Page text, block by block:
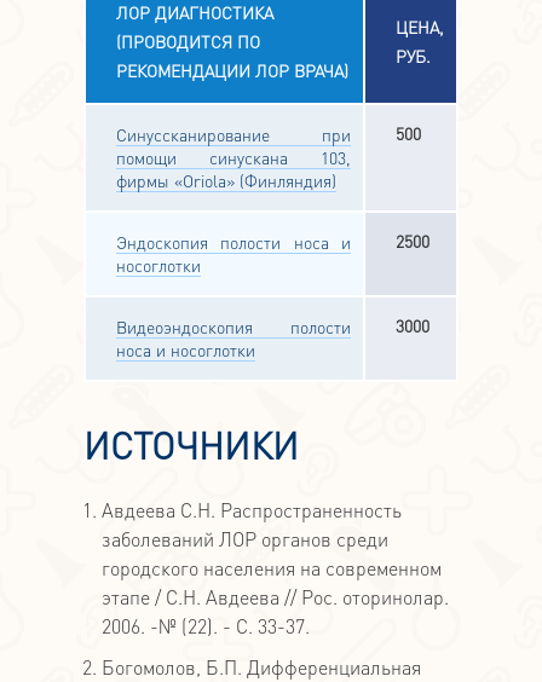
ЛОР ДИАГНОСТИКА
(ПРОВОДИТСЯ ПО
РЕКОМЕНДАЦИИ ЛОР ВРАЧА)
ЦЕНА,
РУБ.
Синуссканирование при
помощи синускана 103,
фирмы «Oriola» (Финляндия)
500
Эндоскопия полости носа и
носоглотки
2500
Видеоэндоскопия полости
носа и носоглотки
3000
ИСТОЧНИКИ
Авдеева С.Н. Распространенность
заболеваний ЛОР органов среди
городского населения на современном
этапе / С.Н. Авдеева // Рос. оторинолар.
2006. -№ (22). - С. 33-37.
Богомолов, Б.П. Дифференциальная